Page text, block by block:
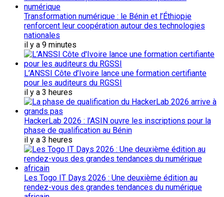
Transformation numérique : le Bénin et l’Éthiopie
renforcent leur coopération autour des technologies
nationales
il y a 9 minutes
L’ANSSI Côte d’Ivoire lance une formation certifiante
pour les auditeurs du RGSSI
il y a 3 heures
HackerLab 2026 : l’ASIN ouvre les inscriptions pour la
phase de qualification au Bénin
il y a 3 heures
Les Togo IT Days 2026 : Une deuxième édition au
rendez-vous des grandes tendances du numérique